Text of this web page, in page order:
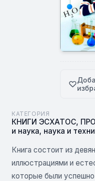
КАТЕГОРИЯ
КНИГИ ЭСХАТОС,
и наука, наука и
Книга состоит из
иллюстрациями и
которые были